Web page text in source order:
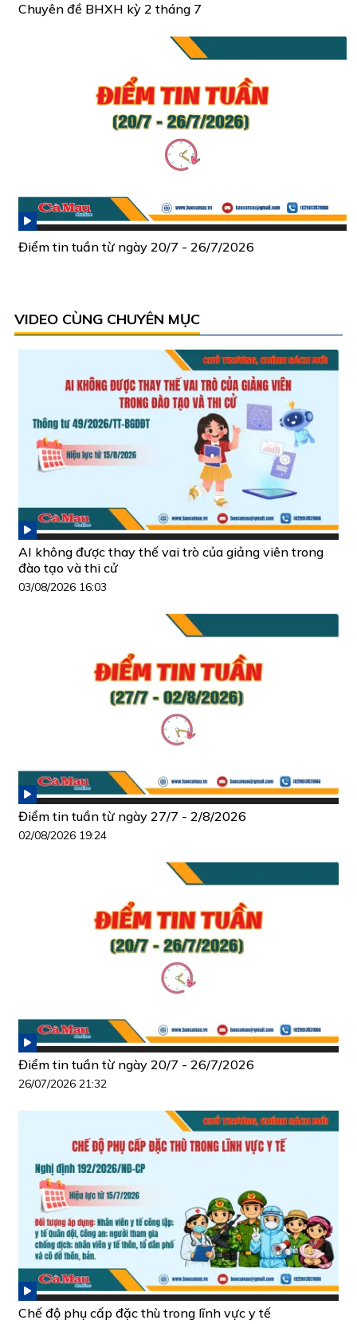
Chuyên đề BHXH kỳ 2 tháng 7
Điểm tin tuần từ ngày 20/7 - 26/7/2026
VIDEO CÙNG CHUYÊN MỤC
AI không được thay thế vai trò của giảng viên trong
đào tạo và thi cử
03/08/2026 16:03
Điểm tin tuần từ ngày 27/7 - 2/8/2026
02/08/2026 19:24
Điểm tin tuần từ ngày 20/7 - 26/7/2026
26/07/2026 21:32
Chế độ phụ cấp đặc thù trong lĩnh vực y tế